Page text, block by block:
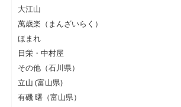
大江山
萬歳楽（まんざいらく）
ほまれ
日栄・中村屋
その他（石川県）
立山 (富山県)
有磯 曙（富山県）